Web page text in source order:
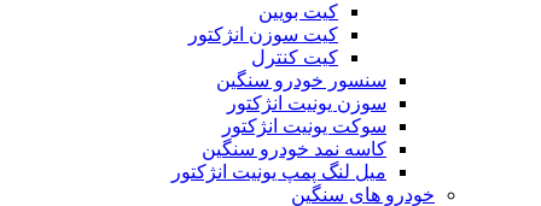
کیت بویین
کیت سوزن انژکتور
کیت کنترل
سنسور خودرو سنگین
سوزن یونیت انژکتور
سوکت یونیت انژکتور
کاسه نمد خودرو سنگین
میل لنگ پمپ یونیت انژکتور
خودرو های سنگین